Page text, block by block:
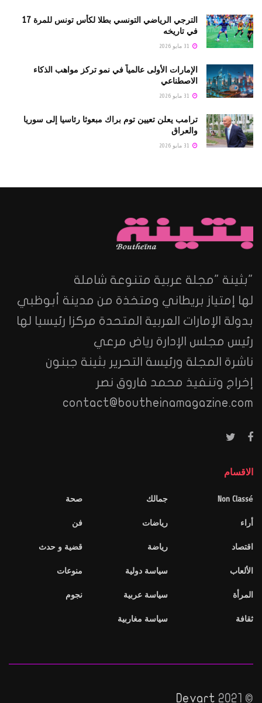
الترجي الرياضي التونسي بطلا لكأس تونس للمرة 17
في تاريخه
الإمارات الأولى عالمياً في نمو تركز مواهب الذكاء
الاصطناعي
ترامب يعلن تعيين توم براك مبعوثا رئاسيا إلى سوريا
والعراق
"بثينة "مجلة عربية متنوعة شاملة
لها إمتياز بريطاني ومتخذة من مدينة أبوظبي
بدولة الإمارات العربية المتحدة مركزا رئيسيا لها
رئيس مجلس الإدارة رياض مرعي
ناشرة المجلة ورئيسة التحرير بثينة جبنون
إخراج وتنفيذ محمد فاروق نصر
contact@boutheinamagazine.com
الاقسام
Non Classé
أراء
اقتصاد
الألعاب
المرأة
ثقافة
جمالك
رياضات
رياضة
سياسة دولية
سياسة عربية
سياسة مغاربية
صحة
فن
قضية و حدث
منوعات
نجوم
© 2021
Devart